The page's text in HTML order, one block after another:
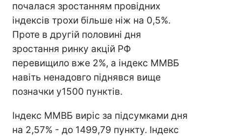
почалася зростанням провідних
індексів трохи більше ніж на 0,5%.
Проте в другій половині дня
зростання ринку акцій РФ
перевищило вже 2%, а індекс ММВБ
навіть ненадовго піднявся вище
позначки у1500 пунктів.
Індекс ММВБ виріс за підсумками дня
на 2,57% - до 1499,79 пункту. Індекс